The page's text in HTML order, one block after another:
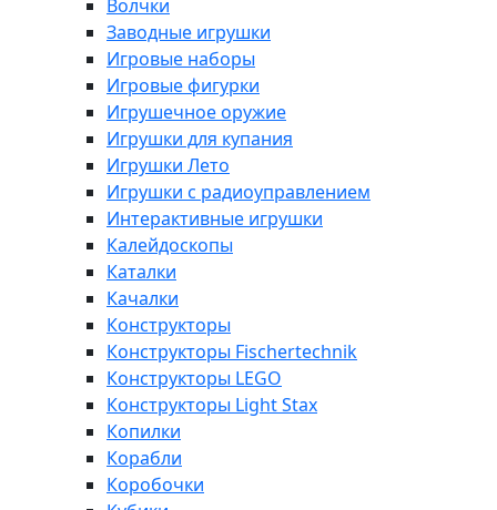
Волчки
Заводные игрушки
Игровые наборы
Игровые фигурки
Игрушечное оружие
Игрушки для купания
Игрушки Лето
Игрушки с радиоуправлением
Интерактивные игрушки
Калейдоскопы
Каталки
Качалки
Конструкторы
Конструкторы Fisсhertechnik
Конструкторы LEGO
Конструкторы Light Stax
Копилки
Корабли
Коробочки